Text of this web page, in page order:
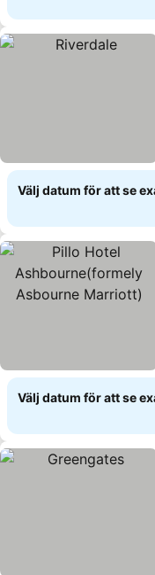
Välj datum för att se
Välj datum för att se